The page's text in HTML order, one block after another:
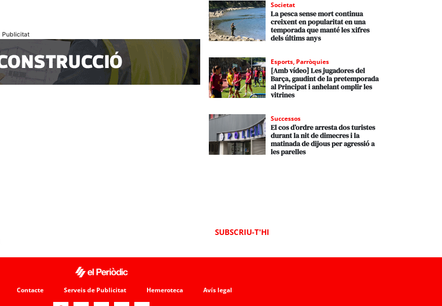
Publicitat
Societat
La pesca sense mort continua
creixent en popularitat en una
temporada que manté les xifres
dels últims anys
Esports, Parròquies
[Amb vídeo] Les jugadores del
Barça, gaudint de la pretemporada
al Principat i anhelant omplir les
vitrines
Successos
El cos d’ordre arresta dos turistes
durant la nit de dimecres i la
matinada de dijous per agressió a
les parelles
SUBSCRIU-T'HI
Contacte Serveis de Publicitat Hemeroteca Avís legal